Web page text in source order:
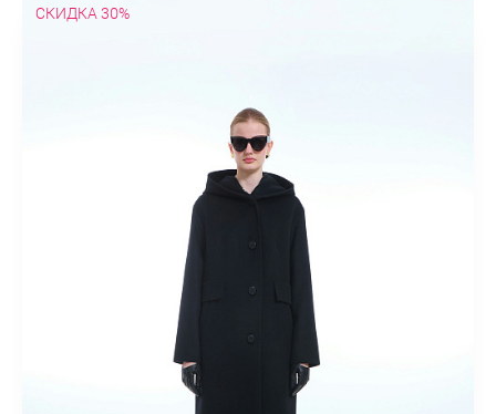
СКИДКА 30%